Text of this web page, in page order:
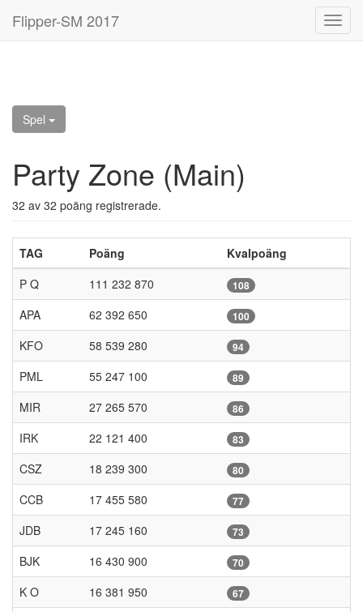
Flipper-SM 2017
Spel
Party Zone (Main)
32 av 32 poäng registrerade.
TAG Poäng
Kvalpoäng
P Q
111 232 870 108
APA 62 392 650 100
KFO 58 539 280 94
PML 55 247 100 89
MIR 27 265 570 86
IRK 22 121 400 83
CSZ 18 239 300 80
CCB 17 455 580 77
JDB 17 245 160 73
BJK 16 430 900 70
K O 16 381 950 67